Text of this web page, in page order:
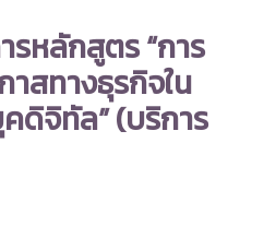
หลักสูตร “การ
าสทางธุรกิจใน
ดิจิทัล” (บริการ